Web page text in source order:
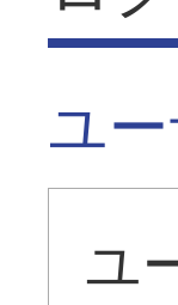
ユ
ユ